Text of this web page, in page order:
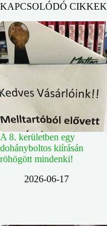
KAPCSOLÓDÓ CIKKEK
A 8. kerületben egy
dohányboltos kiírásán
röhögött mindenki!
2026-06-17